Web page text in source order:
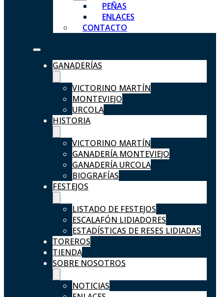
PEÑAS
ENLACES
CONTACTO
GANADERÍAS
VICTORINO MARTÍN
MONTEVIEJO
URCOLA
HISTORIA
VICTORINO MARTÍN
GANADERÍA MONTEVIEJO
GANADERÍA URCOLA
BIOGRAFÍAS
FESTEJOS
LISTADO DE FESTEJOS
ESCALAFÓN LIDIADORES
ESTADÍSTICAS DE RESES LIDIADAS
TOREROS
TIENDA
SOBRE NOSOTROS
NOTICIAS